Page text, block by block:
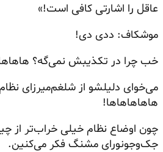
عاقل را اشارتی کافی است!»
موشکاف: ددی دی!
خب چرا در تکذیبش نمی‌گه؟
می‌خوای دلیلشو از شلغم‌میرزای
هاهاهاهاها!
چون اوضاع نظام خیلی خراب‌تر از
جک‌وجونورای مشنگ فکر می‌کنین.